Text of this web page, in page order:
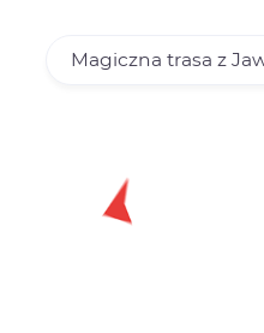
Magiczna trasa z